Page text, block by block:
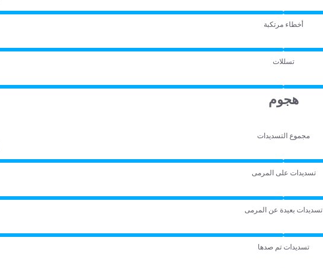
أخطاء مرتكبة
تسللات
هجوم
مجموع التسديدات
تسديدات على المرمى
تسديدات بعيدة عن المرمى
تسديدات تم صدها